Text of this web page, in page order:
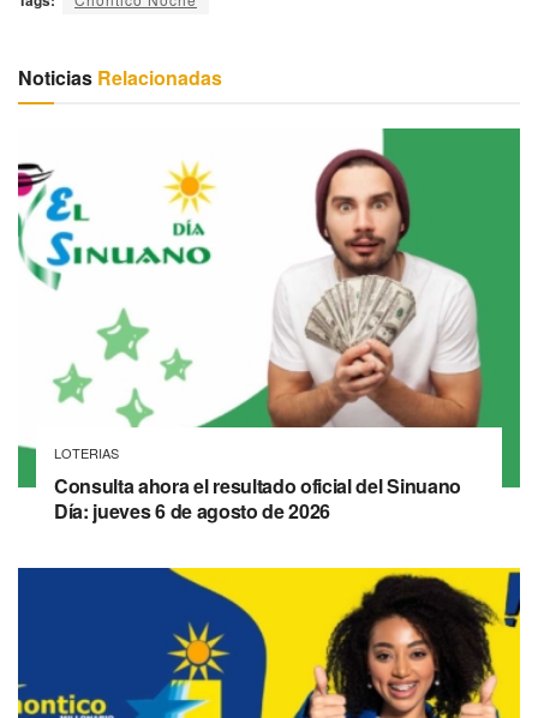
Noticias Relacionadas
LOTERIAS
Consulta ahora el resultado oficial del Sinuano
Día: jueves 6 de agosto de 2026